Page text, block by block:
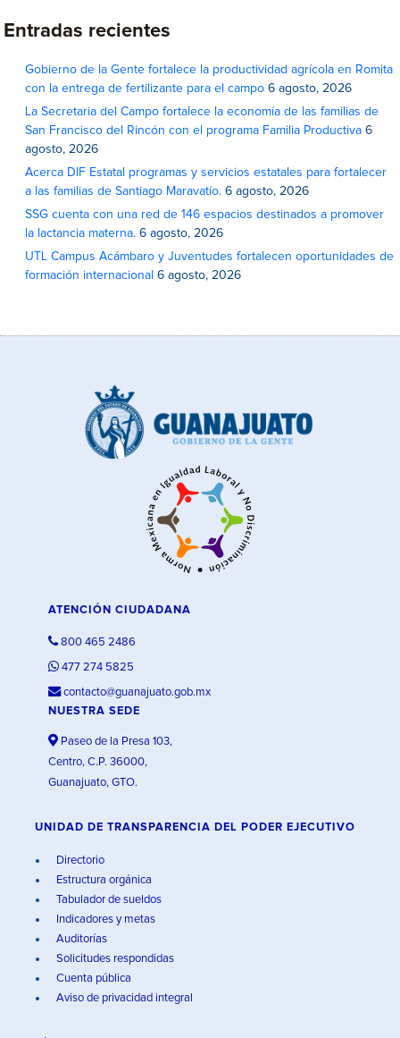
Entradas recientes
Gobierno de la Gente fortalece la productividad agrícola en Romita
con la entrega de fertilizante para el campo 6 agosto, 2026
La Secretaria del Campo fortalece la economía de las familias de
San Francisco del Rincón con el programa Familia Productiva 6
agosto, 2026
Acerca DIF Estatal programas y servicios estatales para fortalecer
a las familias de Santiago Maravatío. 6 agosto, 2026
SSG cuenta con una red de 146 espacios destinados a promover
la lactancia materna. 6 agosto, 2026
UTL Campus Acámbaro y Juventudes fortalecen oportunidades de
formación internacional 6 agosto, 2026
ATENCIÓN CIUDADANA
800 465 2486
477 274 5825
contacto@guanajuato.gob.mx
NUESTRA SEDE
Paseo de la Presa 103,
Centro, C.P. 36000,
Guanajuato, GTO.
UNIDAD DE TRANSPARENCIA DEL PODER EJECUTIVO
Directorio
Estructura orgánica
Tabulador de sueldos
Indicadores y metas
Auditorías
Solicitudes respondidas
Cuenta pública
Aviso de privacidad integral